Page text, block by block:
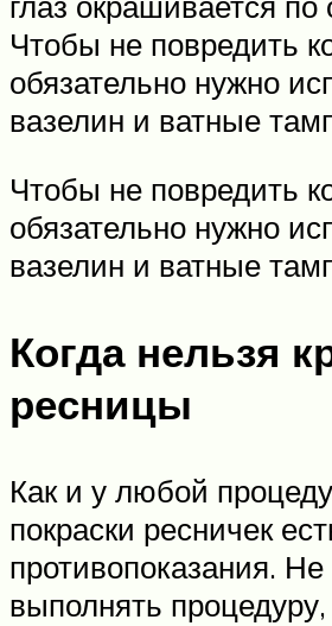
Чтобы не повредить
обязательно нужно
вазелин и ватные
Чтобы не повредить
обязательно нужно
вазелин и ватные
Когда нельзя
ресницы
Как и у любой
покраски ресничек
противопоказания. Не
выполнять